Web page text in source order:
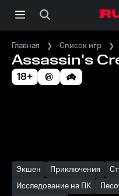
Главная Список игр
Assassin's
18+
Экшен Приключения
Исследование на ПК